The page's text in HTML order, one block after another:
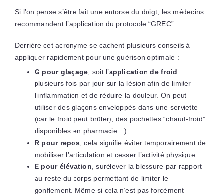
Si l’on pense s’être fait une entorse du doigt, les médecins
recommandent l’application du protocole “GREC”.
Derrière cet acronyme se cachent plusieurs conseils à
appliquer rapidement pour une guérison optimale :
G pour glaçage , soit l’application de froid
plusieurs fois par jour sur la lésion afin de limiter
l’inflammation et de réduire la douleur. On peut
utiliser des glaçons enveloppés dans une serviette
(car le froid peut brûler), des pochettes “chaud-froid”
disponibles en pharmacie…).
R pour repos , cela signifie éviter temporairement de
mobiliser l’articulation et cesser l’activité physique.
E pour élévation , surélever la blessure par rapport
au reste du corps permettant de limiter le
gonflement. Même si cela n’est pas forcément